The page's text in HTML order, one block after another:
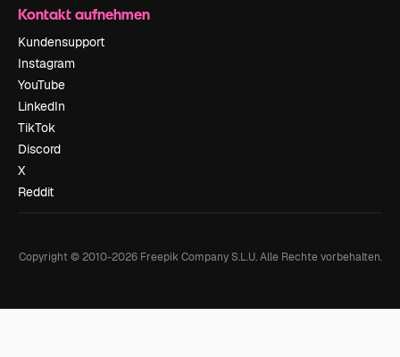
Kontakt aufnehmen
Kundensupport
Instagram
YouTube
LinkedIn
TikTok
Discord
X
Reddit
Copyright © 2010-2026Freepik Company S.L.U. Alle Rechte vorbehalten.